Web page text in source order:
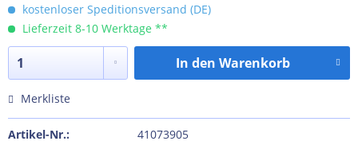
kostenloser Speditionsversand (DE)
Lieferzeit 8-10 Werktage **
In den Warenkorb
Merkliste
Artikel-Nr.:
41073905